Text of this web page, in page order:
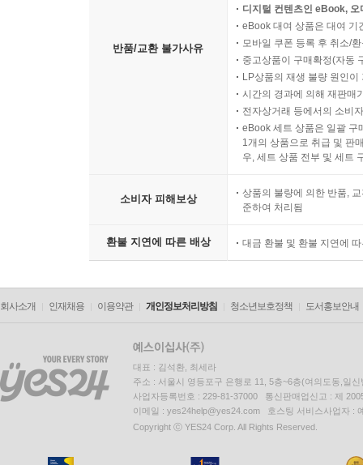
반품/교환 불가사유
디지털 컨텐츠인 eBook,
eBook 대여 상품은 대여 기
모바일 쿠폰 등록 후 취소/
중고상품이 구매확정(자동
LP상품의 재생 불량 원인
시간의 경과에 의해 재판매
전자상거래 등에서의 소비
eBook 세트 상품은 일괄 구
1개의 상품으로 취급 및 판
우, 세트 상품 전부 및 세트
소비자 피해보상
상품의 불량에 의한 반품,
준하여 처리됨
환불 지연에 따른 배상 대금 환불 및 환불 지연에
회사소개 인재채용 이용약관 개인정보처리방침 청소년보호정책 도서홍보안내
대표 : 김석환, 최세라
주소 : 서울시 영등포구 은행로 11, 5층~6층(여의도동,일신
사업자등록번호 : 229-81-37000 통신판매업신고 : 제
이메일 : yes24help@yes24.com 호스팅 서비스사업자 :
Copyright ⓒ YES24 Corp. All Rights Reserved.